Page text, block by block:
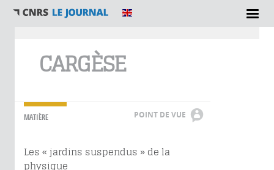
CARGÈSE
MATIÈRE POINT DE VUE
Les « jardins suspendus » de la
physique